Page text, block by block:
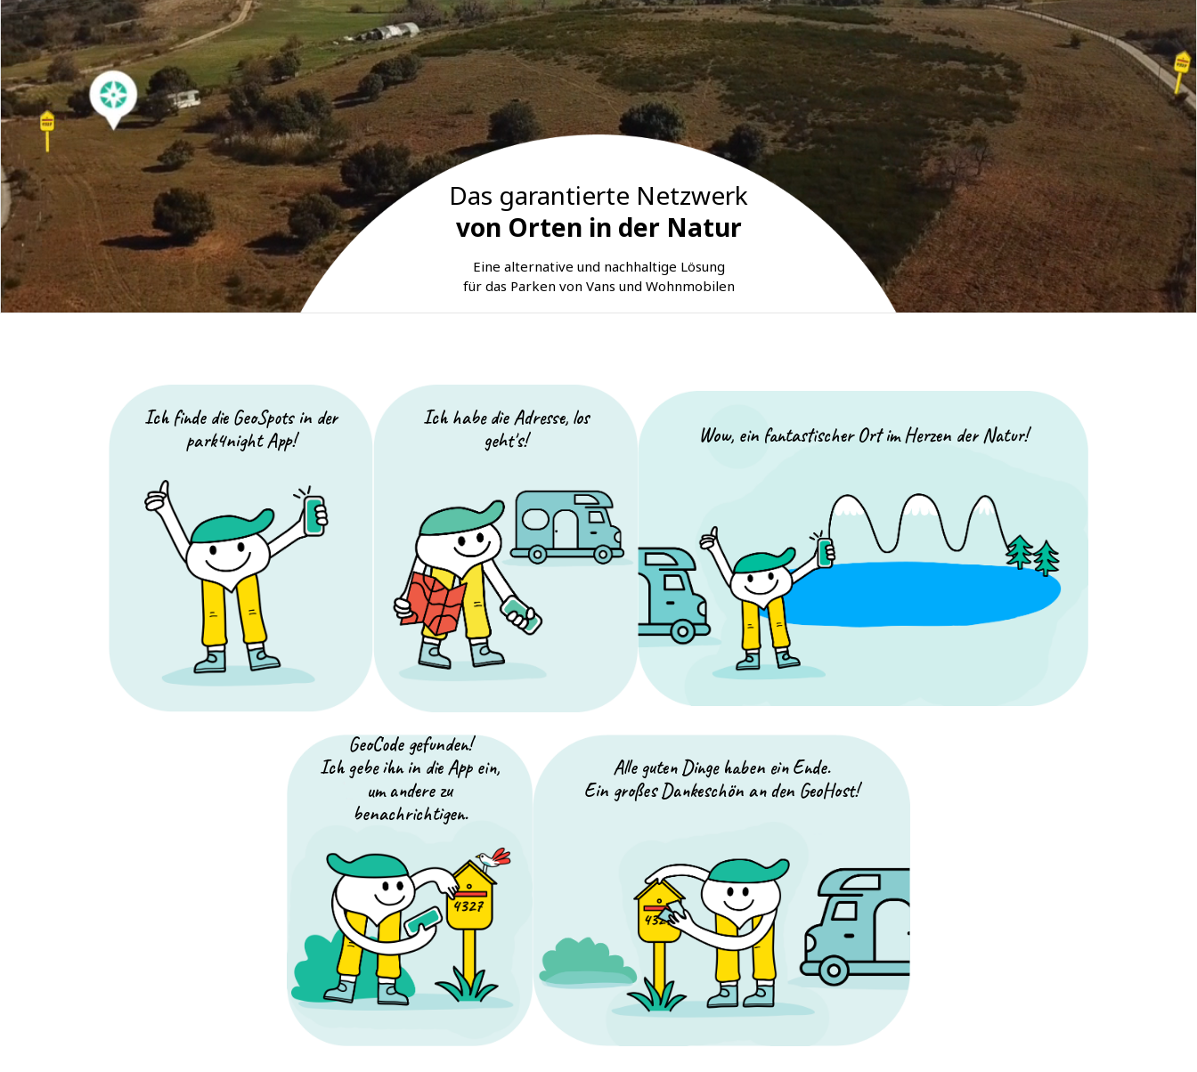
Das garantierte Netzwerk
von Orten in der Natur
Eine alternative und nachhaltige Lösung
für das Parken von Vans und Wohnmobilen
Ich finde die GeoSpots in der
park4night App!
Ich habe die Adresse, los
geht's!
Wow, ein fantastischer Ort im Herzen der Natur!
GeoCode gefunden!
Ich gebe ihn in die App ein,
um andere zu
benachrichtigen.
Alle guten Dinge haben ein Ende.
Ein großes Dankeschön an den GeoHost!